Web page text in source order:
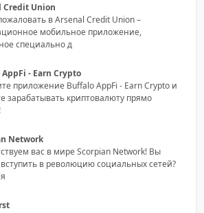
Credit Union
в Arsenal Credit Union –
мобильное приложение,
специально д
- Earn Crypto
приложение Buffalo AppFi - Earn Crypto и
зарабатывать криптовалюту прямо
Network
вас в мире Scorpian Network! Вы
вступить в революцию социальных сетей?